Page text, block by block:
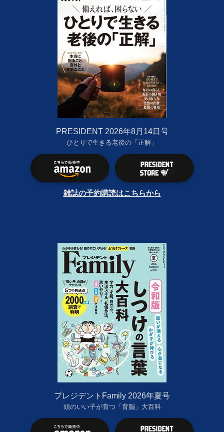
PRESIDENT 2026年8月14日号
ひとりで生きる老後の「正解」
雑誌の予約購読はこちらから
プレジデントFamily 2026年夏号
頭のいい子が育つ「育脳」大百科